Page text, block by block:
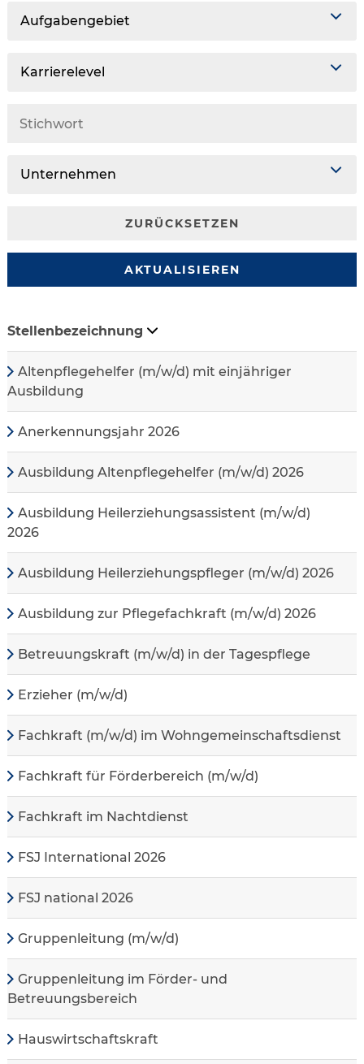
Aufgabengebiet
Karrierelevel
Unternehmen
ZURÜCKSETZEN
AKTUALISIEREN
Stellenbezeichnung
Altenpflegehelfer (m/w/d) mit einjähriger
Ausbildung
Anerkennungsjahr 2026
Ausbildung Altenpflegehelfer (m/w/d) 2026
Ausbildung Heilerziehungsassistent (m/w/d)
2026
Ausbildung Heilerziehungspfleger (m/w/d) 2026
Ausbildung zur Pflegefachkraft (m/w/d) 2026
Betreuungskraft (m/w/d) in der Tagespflege
Erzieher (m/w/d)
Fachkraft (m/w/d) im Wohngemeinschaftsdienst
Fachkraft für Förderbereich (m/w/d)
Fachkraft im Nachtdienst
FSJ International 2026
FSJ national 2026
Gruppenleitung (m/w/d)
Gruppenleitung im Förder- und
Betreuungsbereich
Hauswirtschaftskraft